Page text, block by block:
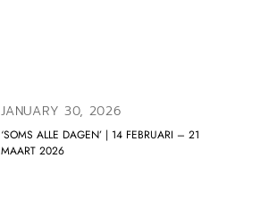
JANUARY 30, 2026
‘SOMS ALLE DAGEN’ | 14 FEBRUARI – 21
MAART 2026